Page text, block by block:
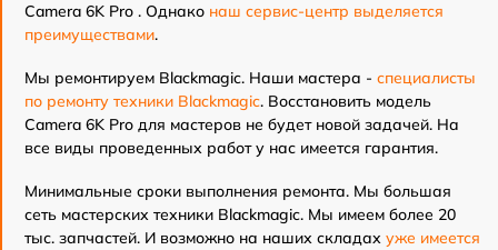
Camera 6K Pro . Однако наш сервис-центр выделяется
преимуществами.
Мы ремонтируем Blackmagic. Наши мастера - специалисты
по ремонту техники Blackmagic. Восстановить модель
Camera 6K Pro для мастеров не будет новой задачей. На
все виды проведенных работ у нас имеется гарантия.
Минимальные сроки выполнения ремонта. Мы большая
сеть мастерских техники Blackmagic. Мы имеем более 20
тыс. запчастей. И возможно на наших складах уже имеется